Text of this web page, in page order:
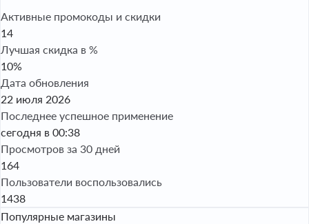
Активные промокоды и скидки
14
Лучшая скидка в %
10%
Дата обновления
22 июля 2026
Последнее успешное применение
сегодня в 00:38
Просмотров за 30 дней
164
Пользователи воспользовались
1438
Популярные магазины